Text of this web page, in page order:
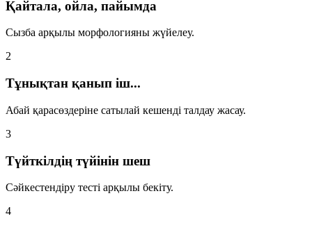
Қайтала, ойла, пайымда
Сызба арқылы морфологияны жүйелеу.
2
Тұнықтан қанып іш...
Абай қарасөздеріне сатылай кешенді талдау жасау.
3
Түйткілдің түйінін шеш
Сәйкестендіру тесті арқылы бекіту.
4